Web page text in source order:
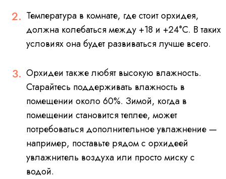
Температура в комнате, где стоит орхидея,
должна колебаться между +18 и +24°C. В таких
условиях она будет развиваться лучше всего.
Орхидеи также любят высокую влажность.
Старайтесь поддерживать влажность в
помещении около 60%. Зимой, когда в
помещении становится теплее, может
потребоваться дополнительное увлажнение —
например, поставьте рядом с орхидеей
увлажнитель воздуха или просто миску с
водой.